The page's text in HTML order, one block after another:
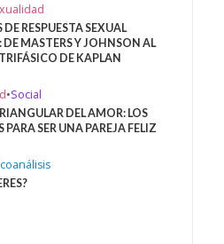
DE RESPUESTA SEXUAL
MASTERS Y JOHNSON AL
DE KAPLAN
•Social
DEL AMOR: LOS
PARA SER UNA PAREJA FELIZ